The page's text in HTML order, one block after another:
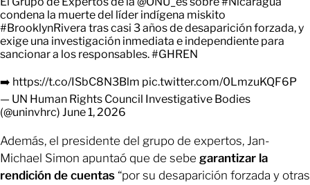
condena la muerte del líder indígena miskito
#BrooklynRivera tras casi 3 años de desaparición forzada, y
exige una investigación inmediata e independiente para
sancionar a los responsables.#GHREN
➡️ https://t.co/ISbC8N3Blm pic.twitter.com/0LmzuKQF6P
— UN Human Rights Council Investigative Bodies
(@uninvhrc) June 1, 2026
Además, el presidente del grupo de expertos, Jan-
Michael Simon apuntaó que de sebe garantizar la
rendición de cuentas “por su desaparición forzada y otras